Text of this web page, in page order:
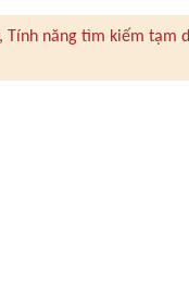
Tính năng tìm kiếm